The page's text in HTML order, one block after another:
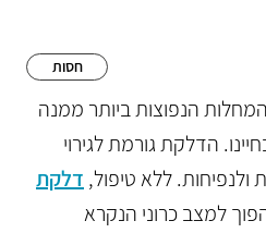
חסות
הנפוצות ביותר ממנה
הדלקת גורמת לגירוי
ולנפיחות. ללא טיפול, דלקת
למצב כרוני הנקרא